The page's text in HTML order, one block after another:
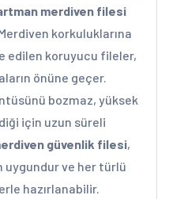
merdiven filesi
korkuluklarına
edilen koruyucu fileler,
önüne geçer.
bozmaz, yüksek
için uzun süreli
güvenlik filesi,
uygundur ve her türlü
hazırlanabilir.